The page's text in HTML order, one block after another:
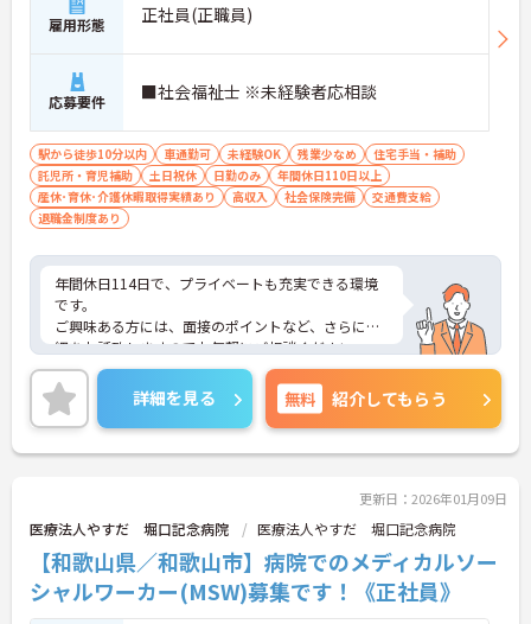
雇用形態 正社員(正職員)
応募要件 ■社会福祉士 ※未経験者応相談
駅から徒歩10分以内 車通勤可 未経験OK 残業少なめ
住宅手当・補助
託児所・育児補助
土日祝休 日勤のみ
年間休日110日以上
産休･育休･介護休暇取得実績あり
高収入 社会保険完備
交通費支給
退職金制度あり
年間休日114日で、プライベートも充実できる環境
です。
ご興味ある方には、面接のポイントなど、さらに詳
細をお話致しますのでお気軽にご相談ください。
詳細を見る 無料 紹介してもらう
更新日：2026年01月09日
医療法人やすだ 堀口記念病院 医療法人やすだ 堀口記念病院
【和歌山県／和歌山市】病院でのメディカルソー
シャルワーカー(MSW)募集です！《正社員》